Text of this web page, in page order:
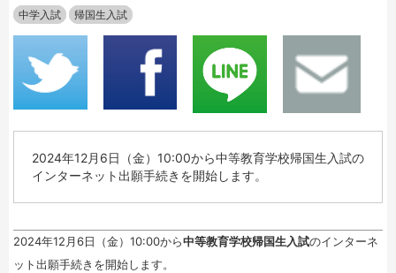
中学入試 帰国生入試
2024年12月6日（金）10:00から中等教育学校帰国生入試の
インターネット出願手続きを開始します。
2024年12月6日（金）10:00から中等教育学校帰国生入試のインターネ
ット出願手続きを開始します。